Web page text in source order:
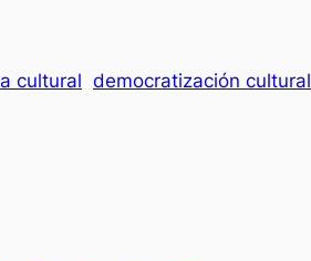
cultural democratización cultural